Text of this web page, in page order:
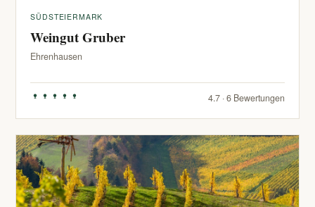
SÜDSTEIERMARK
Weingut Gruber
Ehrenhausen
4.7 · 6 Bewertungen